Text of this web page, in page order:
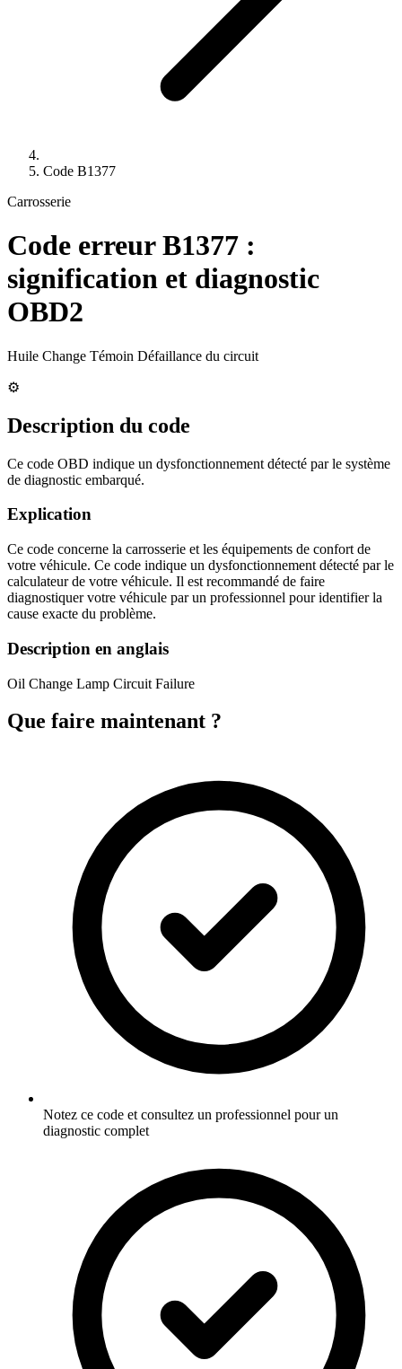
Code B1377
Carrosserie
Code erreurB1377 :
signification et diagnostic
OBD2
Huile Change Témoin Défaillance du circuit
⚙️
Description du code
Ce code OBD indique un dysfonctionnement détecté par le système
de diagnostic embarqué.
Explication
Ce code concerne la carrosserie et les équipements de confort de
votre véhicule. Ce code indique un dysfonctionnement détecté par le
calculateur de votre véhicule. Il est recommandé de faire
diagnostiquer votre véhicule par un professionnel pour identifier la
cause exacte du problème.
Description en anglais
Oil Change Lamp Circuit Failure
Que faire maintenant ?
Notez ce code et consultez un professionnel pour un
diagnostic complet